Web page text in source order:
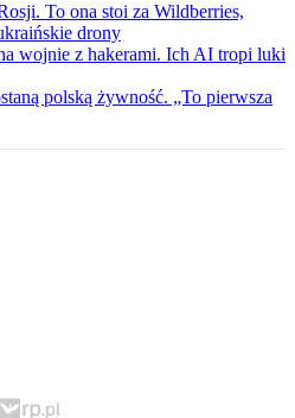
To ona stoi za Wildberries,
drony
wojnie z hakerami. Ich AI tropi luki
polską żywność. „To pierwsza